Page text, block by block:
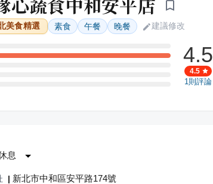
美食精選 素食 午餐 晚餐 建議修改
則評論
則評論
則評論
則評論
則評論
4.5
4.5
1 則評論
息
| 新北市中和區安平路174號